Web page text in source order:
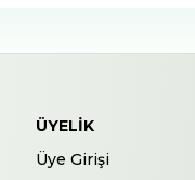
ÜYELIK
Üye Girişi